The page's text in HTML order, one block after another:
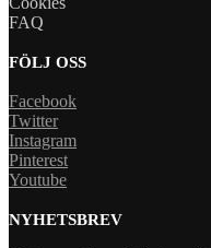
FAQ
FÖLJ OSS
Facebook
Twitter
Instagram
Pinterest
Youtube
NYHETSBREV